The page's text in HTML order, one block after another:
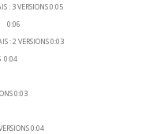
: 3 VERSIONS 0:05
VERSIONS 0:06
: 2 VERSIONS 0:03
VERSIONS 0:04
0:01
: 2 VERSIONS 0:03
0:08
FR : 2 VERSIONS 0:04